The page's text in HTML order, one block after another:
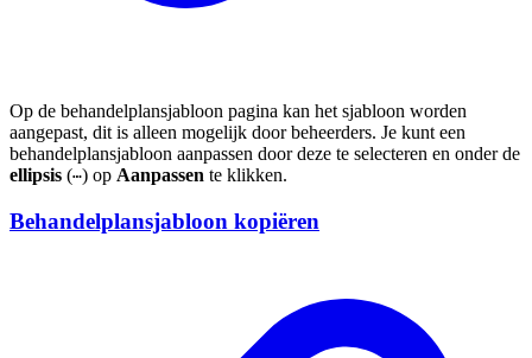
Op de behandelplansjabloon pagina kan het sjabloon worden
aangepast, dit is alleen mogelijk door beheerders. Je kunt een
behandelplansjabloon aanpassen door deze te selecteren en onder de
ellipsis (⋯) op Aanpassen te klikken.
Behandelplansjabloon kopiëren